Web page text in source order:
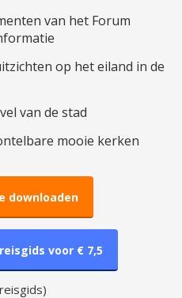
van het Forum
op het eiland in de
van de stad
mooie kerken
downloaden
voor € 7,5